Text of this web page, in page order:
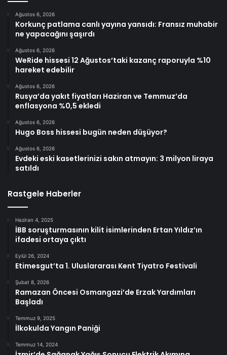
Ağustos 6, 2026
Korkunç patlama canlı yayına yansıdı: Fransız muhabir
ne yapacağını şaşırdı
Ağustos 6, 2026
WeRide hissesi 12 Ağustos’taki kazanç raporuyla %10
hareket edebilir
Ağustos 6, 2026
Rusya’da yakıt fiyatları Haziran ve Temmuz’da
enflasyona %0,5 ekledi
Ağustos 6, 2026
Hugo Boss hissesi bugün neden düşüyor?
Ağustos 6, 2026
Evdeki eski kasetlerinizi sakın atmayın: 3 milyon liraya
satıldı
Rastgele Haberler
Haziran 4, 2025
İBB soruşturmasının kilit isimlerinden Ertan Yıldız’ın
ifadesi ortaya çıktı
Eylül 26, 2024
Etimesgut’ta 1. Uluslararası Kent Tiyatro Festivali
Şubat 8, 2026
Ramazan Öncesi Osmangazi’de Erzak Yardımları
Başladı
Temmuz 9, 2025
İlkokulda Yangın Paniği
Temmuz 14, 2024